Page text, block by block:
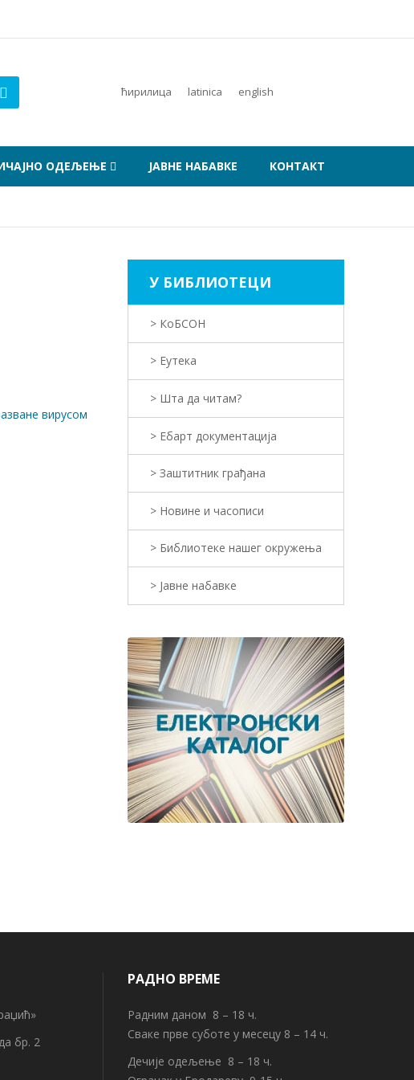
ћирилица latinica english
ОДЕЉЕЊЕ ЈАВНЕ НАБАВКЕ КОНТАКТ
вирусом
У БИБЛИОТЕЦИ
> КоБСОН
> Еутека
> Шта да читам?
> Ебарт документација
> Заштитник грађана
> Новине и часописи
> Библиотеке нашег окружења
> Јавне набавке
бр. 2
РАДНО ВРЕМЕ
Радним даном 8 – 18 ч.
Сваке прве суботе у месецу 8 – 14 ч.
Дечије одељење 8 – 18 ч.